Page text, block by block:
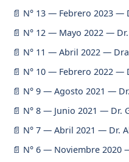
N° 13 — Febrero 2023 —
N° 12 — Mayo 2022 —
N° 11 — Abril 2022 —
N° 10 — Febrero 2022 —
N° 9 — Agosto 2021 —
N° 8 — Junio 2021 — Dr.
N° 7 — Abril 2021 — Dr.
N° 6 — Noviembre 2020